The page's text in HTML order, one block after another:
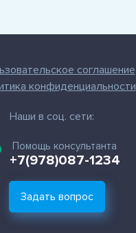
соглашение
конфиденциальности
Наши в соц. сети:
Помощь консультанта
+7(978)087-1234
Задать вопрос